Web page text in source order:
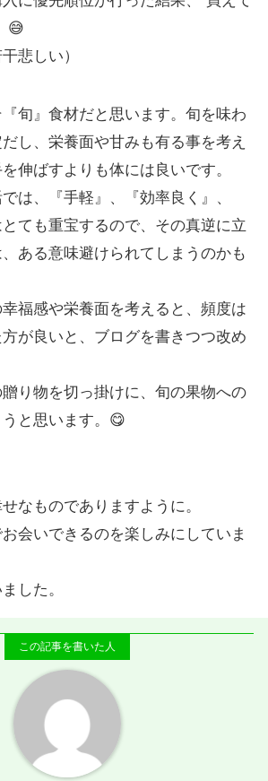
😅
悲しい）
旬』食材だと思います。旬を味わ
し、栄養面や甘みも有る事を考え
伸ばすよりも体には良いです。
は、『手軽』、『効率良く』、
とても重宝するので、その真逆に立
ある意味避けられてしまうのかも
福感や栄養面を考えると、頻度は
が良いと、ブログを書きつつ改め
り物を切っ掛けに、旬の果物への
と思います。😋
なものでありますように。
会いできるのを楽しみにしていま
した。